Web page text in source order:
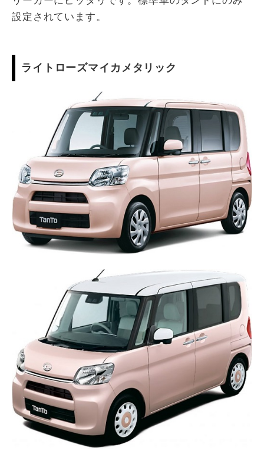
設定されています。
ライトローズマイカメタリック